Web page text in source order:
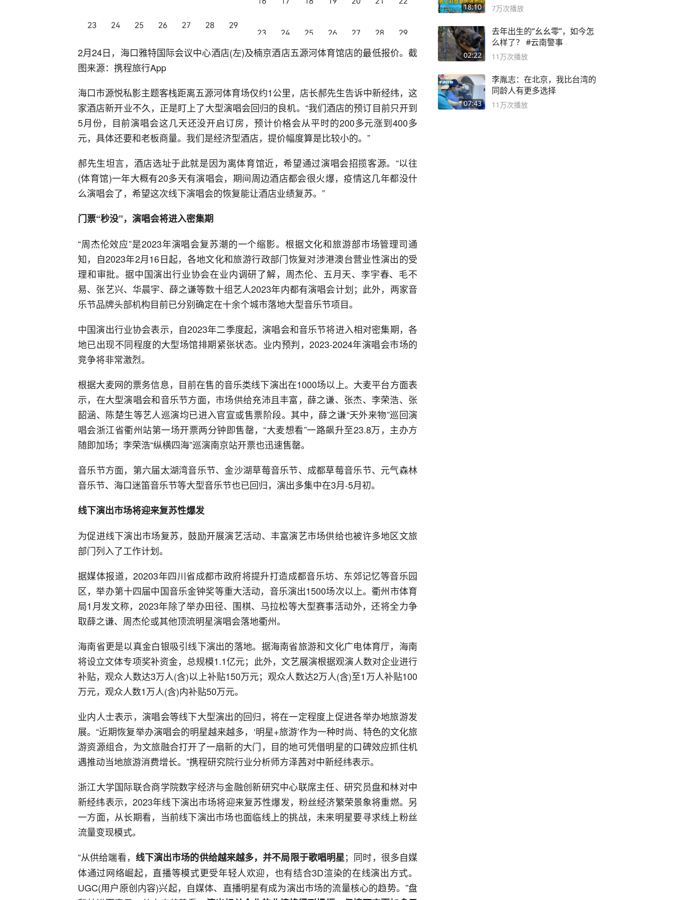
2月24日，海口雅特国际会议中心酒店(左)及楠京酒店五源河体育馆店的最低报价。截
图来源：携程旅行App
海口市源悦私影主题客栈距离五源河体育场仅约1公里，店长郝先生告诉中新经纬，这
家酒店新开业不久，正是盯上了大型演唱会回归的良机。“我们酒店的预订目前只开到
5月份，目前演唱会这几天还没开启订房，预计价格会从平时的200多元涨到400多
元，具体还要和老板商量。我们是经济型酒店，提价幅度算是比较小的。”
郝先生坦言，酒店选址于此就是因为离体育馆近，希望通过演唱会招揽客源。“以往
(体育馆)一年大概有20多天有演唱会，期间周边酒店都会很火爆，疫情这几年都没什
么演唱会了，希望这次线下演唱会的恢复能让酒店业绩复苏。”
门票“秒没”，演唱会将进入密集期
“周杰伦效应”是2023年演唱会复苏潮的一个缩影。根据文化和旅游部市场管理司通
知，自2023年2月16日起，各地文化和旅游行政部门恢复对涉港澳台营业性演出的受
理和审批。据中国演出行业协会在业内调研了解，周杰伦、五月天、李宇春、毛不
易、张艺兴、华晨宇、薛之谦等数十组艺人2023年内都有演唱会计划；此外，两家音
乐节品牌头部机构目前已分别确定在十余个城市落地大型音乐节项目。
中国演出行业协会表示，自2023年二季度起，演唱会和音乐节将进入相对密集期，各
地已出现不同程度的大型场馆排期紧张状态。业内预判，2023-2024年演唱会市场的
竞争将非常激烈。
根据大麦网的票务信息，目前在售的音乐类线下演出在1000场以上。大麦平台方面表
示，在大型演唱会和音乐节方面，市场供给充沛且丰富，薛之谦、张杰、李荣浩、张
韶涵、陈楚生等艺人巡演均已进入官宣或售票阶段。其中，薛之谦“天外来物”巡回演
唱会浙江省衢州站第一场开票两分钟即售罄，“大麦想看”一路飙升至23.8万，主办方
随即加场；李荣浩“纵横四海”巡演南京站开票也迅速售罄。
音乐节方面，第六届太湖湾音乐节、金沙湖草莓音乐节、成都草莓音乐节、元气森林
音乐节、海口迷笛音乐节等大型音乐节也已回归，演出多集中在3月-5月初。
线下演出市场将迎来复苏性爆发
为促进线下演出市场复苏，鼓励开展演艺活动、丰富演艺市场供给也被许多地区文旅
部门列入了工作计划。
据媒体报道，20203年四川省成都市政府将提升打造成都音乐坊、东郊记忆等音乐园
区，举办第十四届中国音乐金钟奖等重大活动，音乐演出1500场次以上。衢州市体育
局1月发文称，2023年除了举办田径、围棋、马拉松等大型赛事活动外，还将全力争
取薛之谦、周杰伦或其他顶流明星演唱会落地衢州。
海南省更是以真金白银吸引线下演出的落地。据海南省旅游和文化广电体育厅，海南
将设立文体专项奖补资金，总规模1.1亿元；此外，文艺展演根据观演人数对企业进行
补贴，观众人数达3万人(含)以上补贴150万元；观众人数达2万人(含)至1万人补贴100
万元，观众人数1万人(含)内补贴50万元。
业内人士表示，演唱会等线下大型演出的回归，将在一定程度上促进各举办地旅游发
展。“近期恢复举办演唱会的明星越来越多，‘明星+旅游’作为一种时尚、特色的文化旅
游资源组合，为文旅融合打开了一扇新的大门，目的地可凭借明星的口碑效应抓住机
遇推动当地旅游消费增长。”携程研究院行业分析师方泽茜对中新经纬表示。
浙江大学国际联合商学院数字经济与金融创新研究中心联席主任、研究员盘和林对中
新经纬表示，2023年线下演出市场将迎来复苏性爆发，粉丝经济繁荣景象将重燃。另
一方面，从长期看，当前线下演出市场也面临线上的挑战，未来明星要寻求线上粉丝
流量变现模式。
“从供给端看， 线下演出市场的供给越来越多，并不局限于歌唱明星；同时，很多自媒
体通过网络崛起，直播等模式更受年轻人欢迎，也有结合3D渲染的在线演出方式。
UGC(用户原创内容)兴起，自媒体、直播明星有成为演出市场的流量核心的趋势。”盘
18:10 2999年
7万次播放
02:22
去年出生的“幺幺零”，如今怎
么样了？ #云南警事
11万次播放
07:43
李胤志：在北京，我比台湾的
同龄人有更多选择
11万次播放